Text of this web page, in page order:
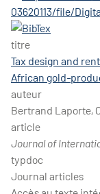
titre
Tax design and
African
auteur
Bertrand Laporte,
article
Journal of
typdoc
Journal articles